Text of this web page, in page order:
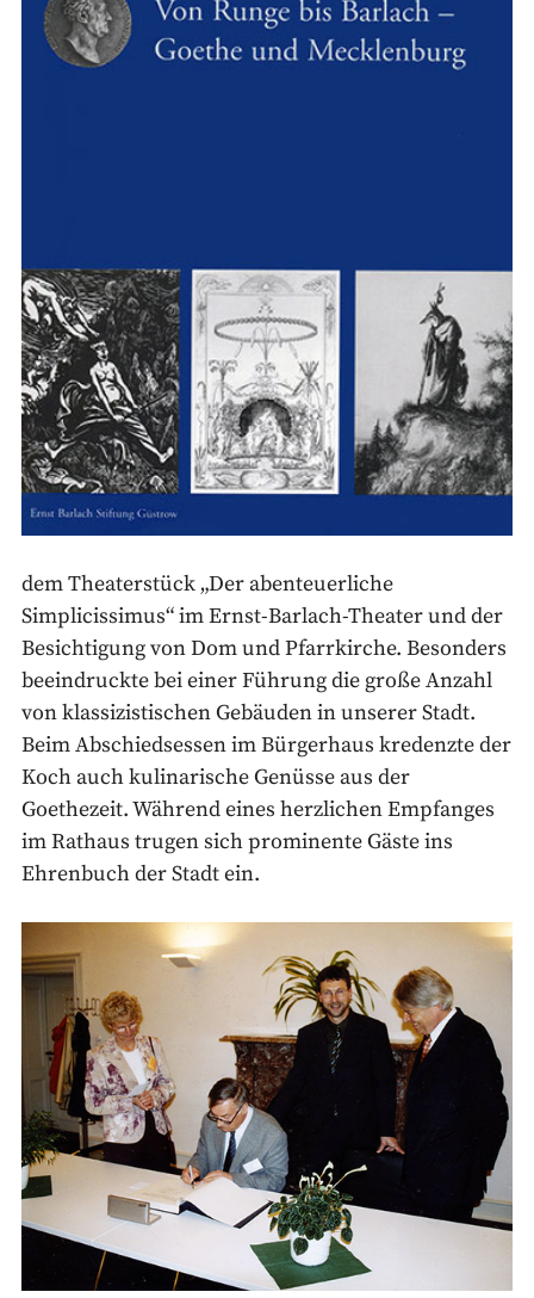
dem Theaterstück „Der abenteuerliche
Simplicissimus“ im Ernst-Barlach-Theater und der
Besichtigung von Dom und Pfarrkirche. Besonders
beeindruckte bei einer Führung die große Anzahl
von klassizistischen Gebäuden in unserer Stadt.
Beim Abschiedsessen im Bürgerhaus kredenzte der
Koch auch kulinarische Genüsse aus der
Goethezeit. Während eines herzlichen Empfanges
im Rathaus trugen sich prominente Gäste ins
Ehrenbuch der Stadt ein.